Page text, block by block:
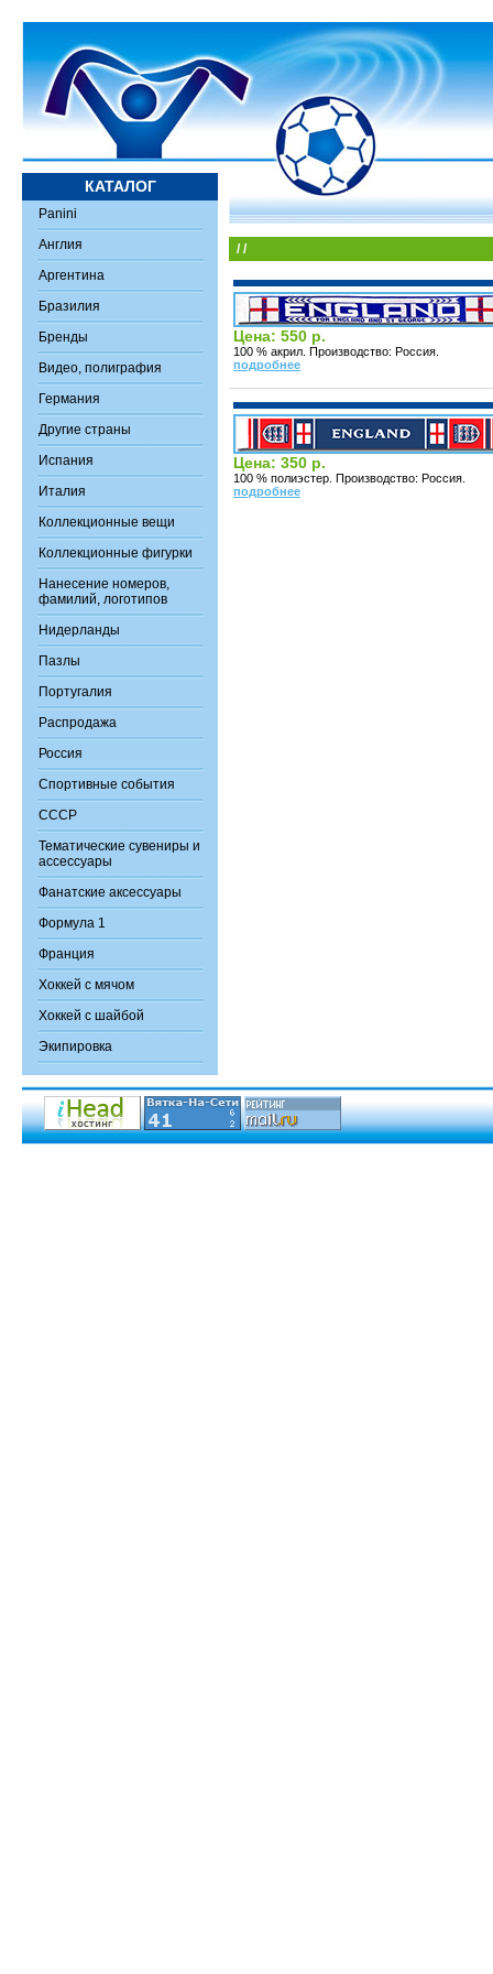
КАТАЛОГ
Panini
Англия
Аргентина
Бразилия
Бренды
Видео, полиграфия
Германия
Другие страны
Испания
Италия
Коллекционные вещи
Коллекционные фигурки
Нанесение номеров,
фамилий, логотипов
Нидерланды
Пазлы
Португалия
Распродажа
Россия
Спортивные события
СССР
Тематические сувениры и
ассессуары
Фанатские аксессуары
Формула 1
Франция
Хоккей с мячом
Хоккей с шайбой
Экипировка
//
Цена: 550 р.
100 % акрил. Производство: Россия.
подробнее
Цена: 350 р.
100 % полиэстер. Производство: Россия.
подробнее